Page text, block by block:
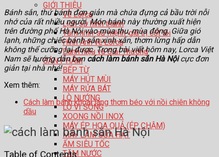
GIỚI THIỆU
Về Lorca
Lịch sử hình thành
Tầm nhìn-sứ mệnh-giá trị cốt lõi
Hình Ảnh về Lorca
Danh hiệu và Giải Thưởng
SẢN PHẨM
BẾP TỪ
MÁY HÚT MÙI
MÁY RỬA BÁT
LÒ NƯỚNG
LÒ VI SÓNG
XOONG NỒI INOX
MÁY ÉP HOA QUẢ (ÉP CHẬM)
MÁY LÀM SỮA HẠT
ẤM SIÊU TỐC
TĂM NƯỚC
Bánh sắn, thứ bánh đơn giản mà chứa đựng cả bầu trời nỗi
nhớ của rất nhiều người. Món bánh này thường xuất hiện
trên đường phố Hà Nội vào mùa thu, mùa đông. Giữa gió
lạnh, những chiếc bánh sắn xinh xắn, thơm lừng hấp dẫn
không thể cưỡng lại được. Trong bài viết hôm nay, Lorca Việt
Nam sẽ hướng dẫn bạn cách làm bánh sắn Hà Nộicực đơn
giản tại nhà nhé!
Xem thêm:
Cách làm bánh khoai lang thơm béo với nồi chiên không
dầu
Table of Contents